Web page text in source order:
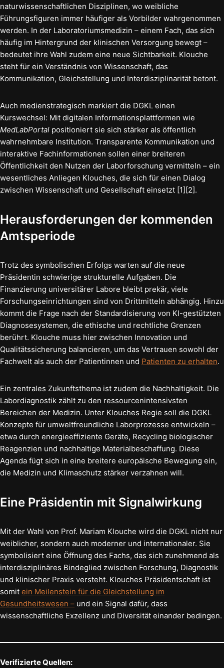
naturwissenschaftlichen Disziplinen, wo weibliche
Führungsfiguren immer häufiger als Vorbilder wahrgenommen
werden. In der Laboratoriumsmedizin – einem Fach, das sich
häufig im Hintergrund der klinischen Versorgung bewegt –
bedeutet ihre Wahl zudem eine neue Sichtbarkeit. Klouche
steht für ein Verständnis von Wissenschaft, das
Kommunikation, Gleichstellung und Interdisziplinarität betont.
Auch medienstrategisch markiert die DGKL einen
Kurswechsel: Mit digitalen Informationsplattformen wie
MedLabPortal positioniert sie sich stärker als öffentlich
wahrnehmbare Institution. Transparente Kommunikation und
interaktive Fachinformationen sollen einer breiteren
Öffentlichkeit den Nutzen der Laborforschung vermitteln – ein
wesentliches Anliegen Klouches, die sich für einen Dialog
zwischen Wissenschaft und Gesellschaft einsetzt [1][2].
Herausforderungen der kommenden
Amtsperiode
Trotz des symbolischen Erfolgs warten auf die neue
Präsidentin schwierige strukturelle Aufgaben. Die
Finanzierung universitärer Labore bleibt prekär, viele
Forschungseinrichtungen sind von Drittmitteln abhängig. Hinzu
kommt die Frage nach der Standardisierung von KI-gestützten
Diagnosesystemen, die ethische und rechtliche Grenzen
berührt. Klouche muss hier zwischen Innovation und
Qualitätssicherung balancieren, um das Vertrauen sowohl der
Fachwelt als auch der Patientinnen und Patienten zu erhalten.
Ein zentrales Zukunftsthema ist zudem die Nachhaltigkeit. Die
Labordiagnostik zählt zu den ressourcenintensivsten
Bereichen der Medizin. Unter Klouches Regie soll die DGKL
Konzepte für umweltfreundliche Laborprozesse entwickeln –
etwa durch energieeffiziente Geräte, Recycling biologischer
Reagenzien und nachhaltige Materialbeschaffung. Diese
Agenda fügt sich in eine breitere europäische Bewegung ein,
die Medizin und Klimaschutz stärker verzahnen will.
Eine Präsidentin mit Signalwirkung
Mit der Wahl von Prof. Mariam Klouche wird die DGKL nicht nur
weiblicher, sondern auch moderner und internationaler. Sie
symbolisiert eine Öffnung des Fachs, das sich zunehmend als
interdisziplinäres Bindeglied zwischen Forschung, Diagnostik
und klinischer Praxis versteht. Klouches Präsidentschaft ist
somit ein Meilenstein für die Gleichstellung im
Gesundheitswesen – und ein Signal dafür, dass
wissenschaftliche Exzellenz und Diversität einander bedingen.
Verifizierte Quellen: